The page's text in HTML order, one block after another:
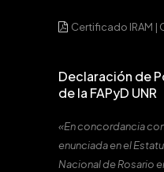
Certificado IRAM |
Declaración de
de la FAPyD UNR
«En concordancia
enunciada en el
Nacional de Rosario